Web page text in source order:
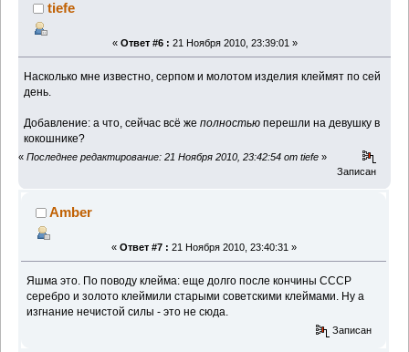
tiefe
« Ответ #6 : 21 Ноября 2010, 23:39:01 »
Насколько мне известно, серпом и молотом изделия клеймят по сей
день.
Добавление: а что, сейчас всё жеполностью перешли на девушку в
кокошнике?
« Последнее редактирование: 21 Ноября 2010, 23:42:54 от tiefe »
Записан
Amber
« Ответ #7 : 21 Ноября 2010, 23:40:31 »
Яшма это. По поводу клейма: еще долго после кончины СССР
серебро и золото клеймили старыми советскими клеймами. Ну а
изгнание нечистой силы - это не сюда.
Записан